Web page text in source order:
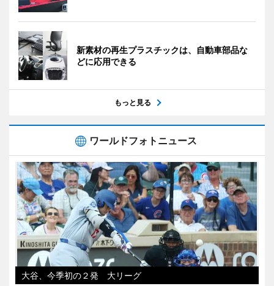
新素材の再生プラスチックは、自動車部品な
どに応用できる
もっと見る
ワールドフォトニュース
大谷、今季初の２発 大リーグ